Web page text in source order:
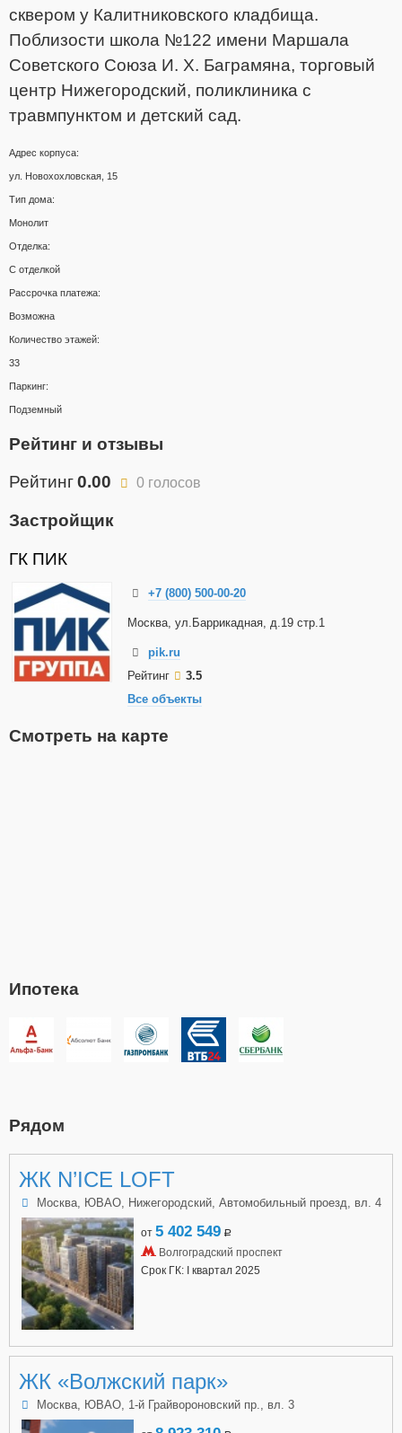
сквером у Калитниковского кладбища.
Поблизости школа №122 имени Маршала
Советского Союза И. Х. Баграмяна, торговый
центр Нижегородский, поликлиника с
травмпунктом и детский сад.
Адрес корпуса:
ул. Новохохловская, 15
Тип дома:
Монолит
Отделка:
С отделкой
Рассрочка платежа:
Возможна
Количество этажей:
33
Паркинг:
Подземный
Рейтинг и отзывы
Рейтинг0.00 0 голосов
Застройщик
ГК ПИК
+7 (800) 500-00-20
Москва, ул.Баррикадная, д.19 стр.1
pik.ru
Рейтинг
3.5
Все объекты
Смотреть на карте
Ипотека
Рядом
ЖК N’ICE LOFT
Москва, ЮВАО, Нижегородский, Автомобильный проезд, вл. 4
от 5 402 549 a
Волгоградский проспект
Срок ГК: I квартал 2025
ЖК «Волжский парк»
Москва, ЮВАО, 1-й Грайвороновский пр., вл. 3